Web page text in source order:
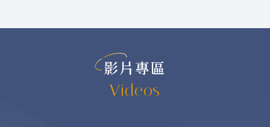
影片專區
Videos